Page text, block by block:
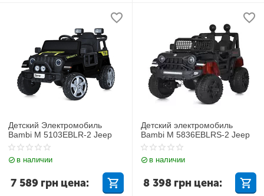
Детский Электромобиль
Bambi M 5103EBLR-2 Jeep
в наличии
7 589 грн цена:
Детский электромобиль
Bambi M 5836EBLRS-2 Jeep
в наличии
8 398 грн цена: